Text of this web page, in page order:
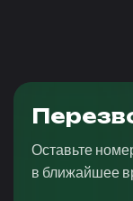
Оставьте
в ближайшее